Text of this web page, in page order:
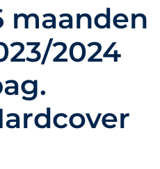
maanden
2024